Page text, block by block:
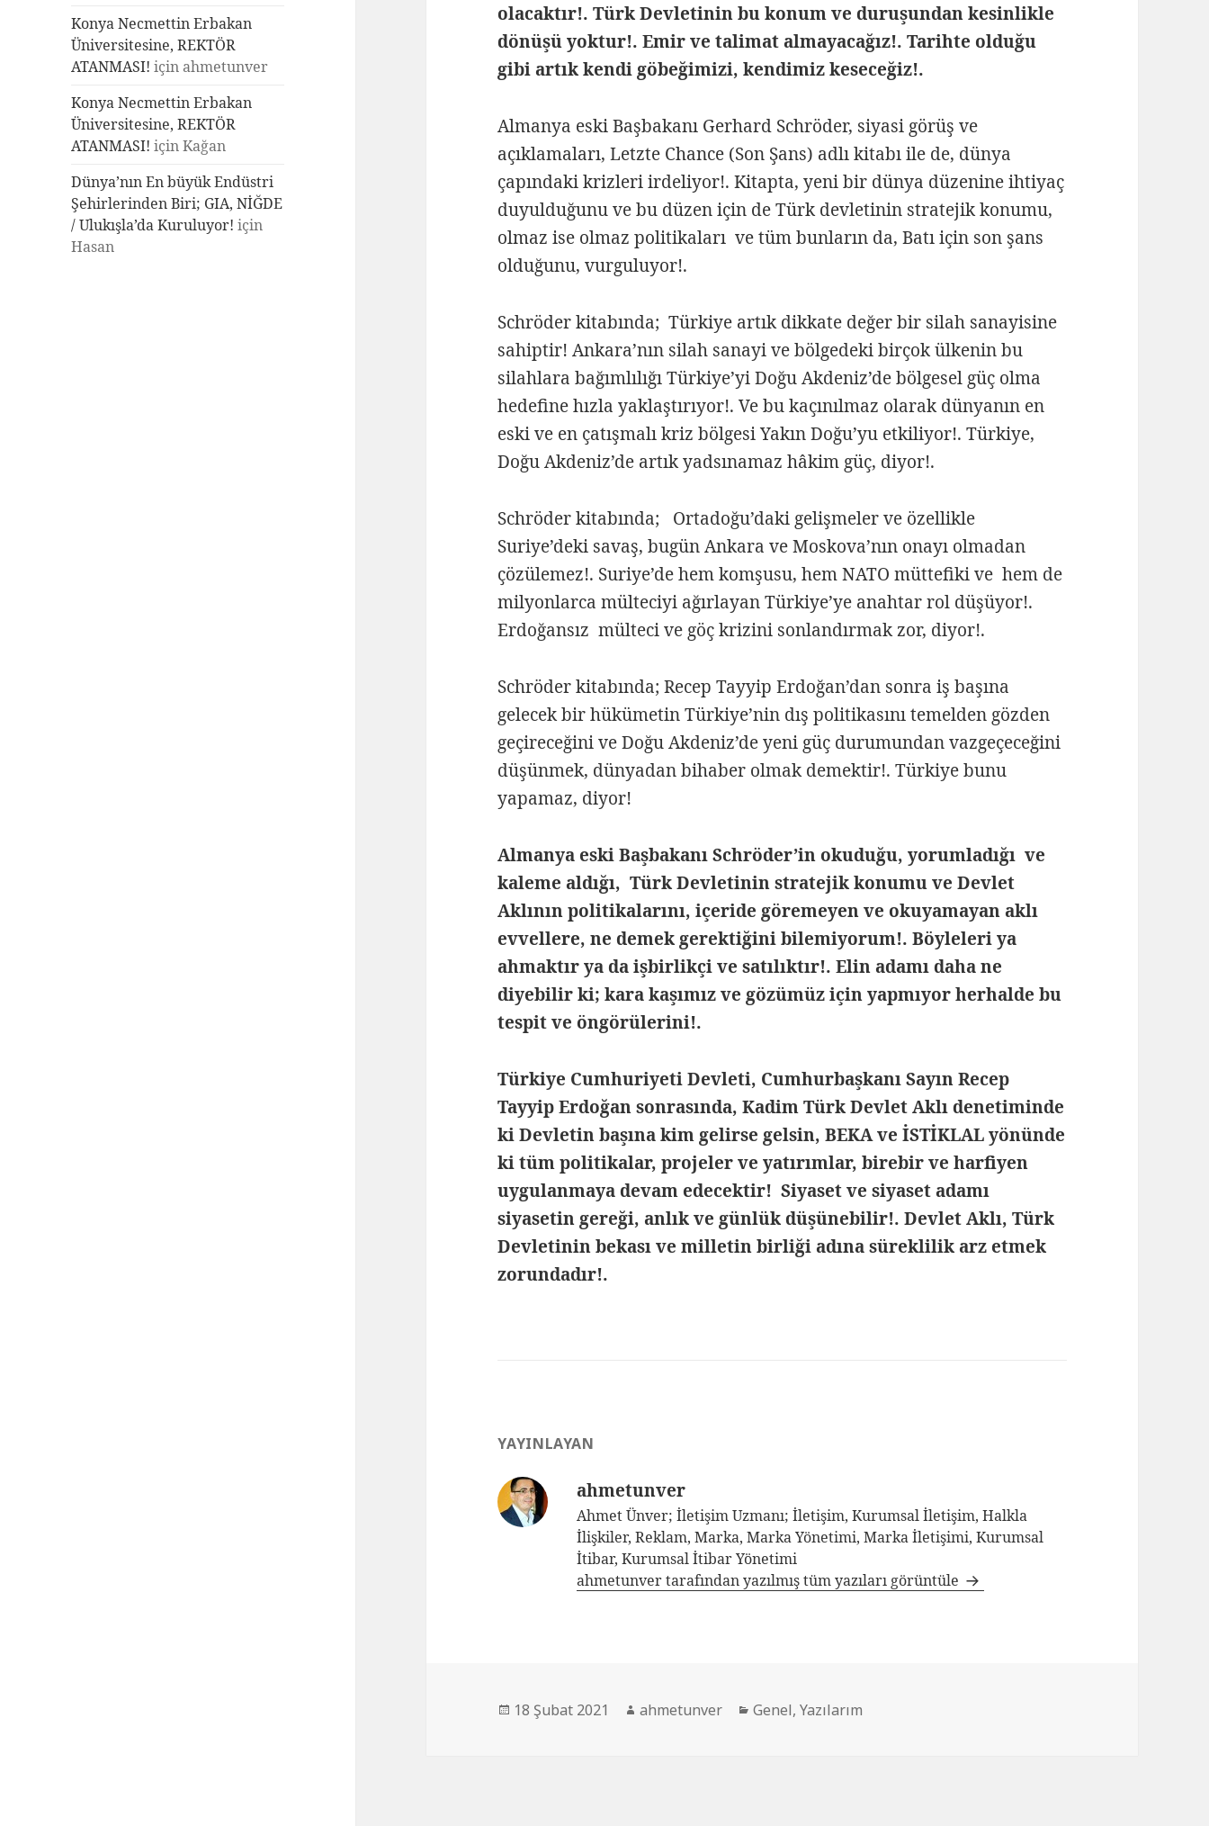
Konya Necmettin Erbakan
Üniversitesine, REKTÖR
ATANMASI! için ahmetunver
Konya Necmettin Erbakan
Üniversitesine, REKTÖR
ATANMASI! içinKağan
Dünya’nın En büyük Endüstri
Şehirlerinden Biri; GIA, NİĞDE
/ Ulukışla’da Kuruluyor! için
Hasan
olacaktır!. Türk Devletinin bu konum ve duruşundan kesinlikle
dönüşü yoktur!. Emir ve talimat almayacağız!. Tarihte olduğu
gibi artık kendi göbeğimizi, kendimiz keseceğiz!.
Almanya eski Başbakanı Gerhard Schröder, siyasi görüş ve
açıklamaları, Letzte Chance (Son Şans) adlı kitabı ile de, dünya
çapındaki krizleri irdeliyor!. Kitapta, yeni bir dünya düzenine ihtiyaç
duyulduğunu ve bu düzen için de Türk devletinin stratejik konumu,
olmaz ise olmaz politikaları ve tüm bunların da, Batı için son şans
olduğunu, vurguluyor!.
Schröder kitabında; Türkiye artık dikkate değer bir silah sanayisine
sahiptir! Ankara’nın silah sanayi ve bölgedeki birçok ülkenin bu
silahlara bağımlılığı Türkiye’yi Doğu Akdeniz’de bölgesel güç olma
hedefine hızla yaklaştırıyor!. Ve bu kaçınılmaz olarak dünyanın en
eski ve en çatışmalı kriz bölgesi Yakın Doğu’yu etkiliyor!. Türkiye,
Doğu Akdeniz’de artık yadsınamaz hâkim güç, diyor!.
Schröder kitabında; Ortadoğu’daki gelişmeler ve özellikle
Suriye’deki savaş, bugün Ankara ve Moskova’nın onayı olmadan
çözülemez!. Suriye’de hem komşusu, hem NATO müttefiki ve hem de
milyonlarca mülteciyi ağırlayan Türkiye’ye anahtar rol düşüyor!.
Erdoğansız mülteci ve göç krizini sonlandırmak zor, diyor!.
Schröder kitabında; Recep Tayyip Erdoğan’dan sonra iş başına
gelecek bir hükümetin Türkiye’nin dış politikasını temelden gözden
geçireceğini ve Doğu Akdeniz’de yeni güç durumundan vazgeçeceğini
düşünmek, dünyadan bihaber olmak demektir!. Türkiye bunu
yapamaz, diyor!
Almanya eski Başbakanı Schröder’in okuduğu, yorumladığı ve
kaleme aldığı, Türk Devletinin stratejik konumu ve Devlet
Aklının politikalarını, içeride göremeyen ve okuyamayan aklı
evvellere, ne demek gerektiğini bilemiyorum!. Böyleleri ya
ahmaktır ya da işbirlikçi ve satılıktır!. Elin adamı daha ne
diyebilir ki; kara kaşımız ve gözümüz için yapmıyor herhalde bu
tespit ve öngörülerini!.
Türkiye Cumhuriyeti Devleti, Cumhurbaşkanı Sayın Recep
Tayyip Erdoğan sonrasında, Kadim Türk Devlet Aklı denetiminde
ki Devletin başına kim gelirse gelsin, BEKA ve İSTİKLAL yönünde
ki tüm politikalar, projeler ve yatırımlar, birebir ve harfiyen
uygulanmaya devam edecektir! Siyaset ve siyaset adamı
siyasetin gereği, anlık ve günlük düşünebilir!. Devlet Aklı, Türk
Devletinin bekası ve milletin birliği adına süreklilik arz etmek
zorundadır!.
YAYINLAYAN
ahmetunver
Ahmet Ünver; İletişim Uzmanı; İletişim, Kurumsal İletişim, Halkla
İlişkiler, Reklam, Marka, Marka Yönetimi, Marka İletişimi, Kurumsal
İtibar, Kurumsal İtibar Yönetimi
ahmetunver tarafından yazılmış tüm yazıları görüntüle
18 Şubat 2021 ahmetunver Genel,Yazılarım